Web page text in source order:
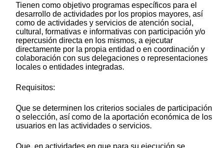
Tienen como objetivo programas específicos para el
desarrollo de actividades por los propios mayores, así
como de actividades y servicios de atención social,
cultural, formativas e informativas con participación y/o
repercusión directa en los mismos, a ejecutar
directamente por la propia entidad o en coordinación y
colaboración con sus delegaciones o representaciones
locales o entidades integradas.
Requisitos:
Que se determinen los criterios sociales de participación
o selección, así como de la aportación económica de los
usuarios en las actividades o servicios.
Que, en actividades en que para su ejecución se